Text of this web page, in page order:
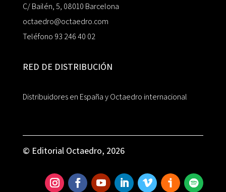
C/ Bailén, 5, 08010 Barcelona
octaedro@octaedro.com
Teléfono 93 246 40 02
RED DE DISTRIBUCIÓN
Distribuidores en España y Octaedro internacional
© Editorial Octaedro, 2026